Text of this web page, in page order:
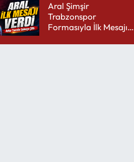
Aral Şimşir
Trabzonspor
Formasıyla İlk Mesajını